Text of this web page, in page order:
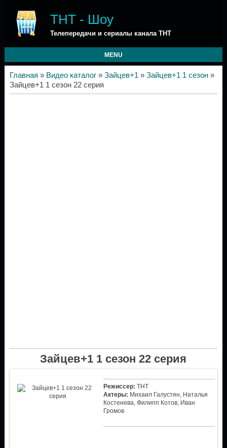
ТНТ - Шоу
Телепередачи и сериалы канала ТНТ
MENU
Главная » Видео каталог» Зайцев+1 » Зайцев+1 1 сезон»
Зайцев+1 1 сезон 22 серия
Зайцев+1 1 сезон 22 серия
Режиссер: ТНТ
Актеры: Михаил Галустян, Наталья
Костенева, Филипп Котов, Иван
Громов